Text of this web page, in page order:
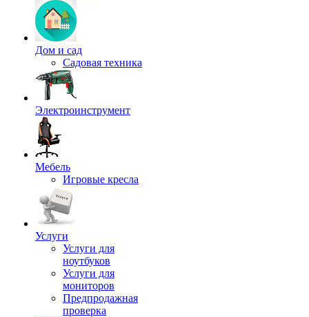
Дом и сад
Садовая техника
Электроинструмент
Мебель
Игровые кресла
Услуги
Услуги для
ноутбуков
Услуги для
мониторов
Предпродажная
проверка